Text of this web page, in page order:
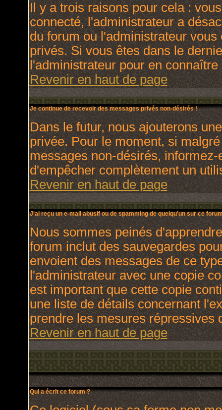
Il y a trois raisons pour cela :
connecté, l'administrateur a
du forum ou l'administrateur
privés. Si vous êtes dans le
l'administrateur pour en connaître
Revenir en haut de page
Je continue de recevoir des messages privés non-désirés !
Dans le futur, nous ajouterons
privée. Pour le moment, si
messages non-désirés,
d'empêcher complètement un
Revenir en haut de page
J'ai reçu un e-mail abusif ou de spamming de quelqu'un sur ce
Nous sommes peinés
forum inclut des sauvegardes
envoient des messages de ce
l'administrateur avec une copie
est important que cette copie
une liste de détails concernant
prendre les mesures répressives
Revenir en haut de page
Qui a écrit ce forum ?